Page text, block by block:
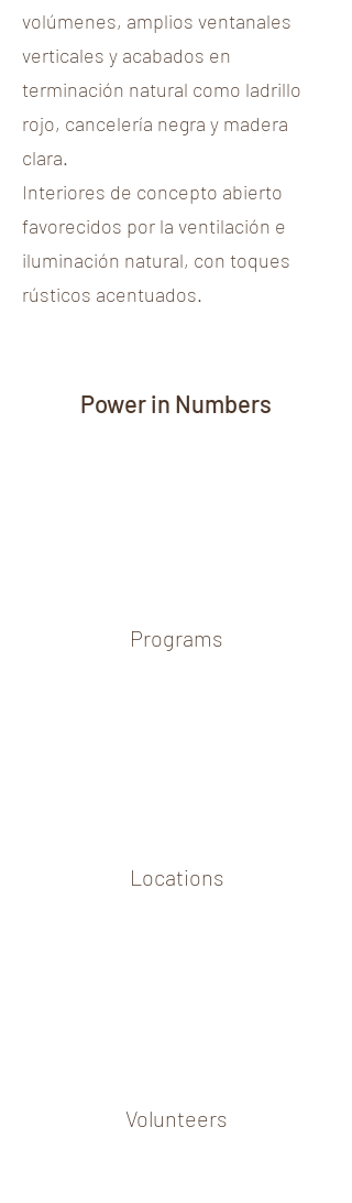
volúmenes, amplios ventanales
verticales y acabados en
terminación natural como ladrillo
rojo, cancelería negra y madera
clara.
Interiores de concepto abierto
favorecidos por la ventilación e
iluminación natural, con toques
rústicos acentuados.
Power in Numbers
Programs
Locations
Volunteers